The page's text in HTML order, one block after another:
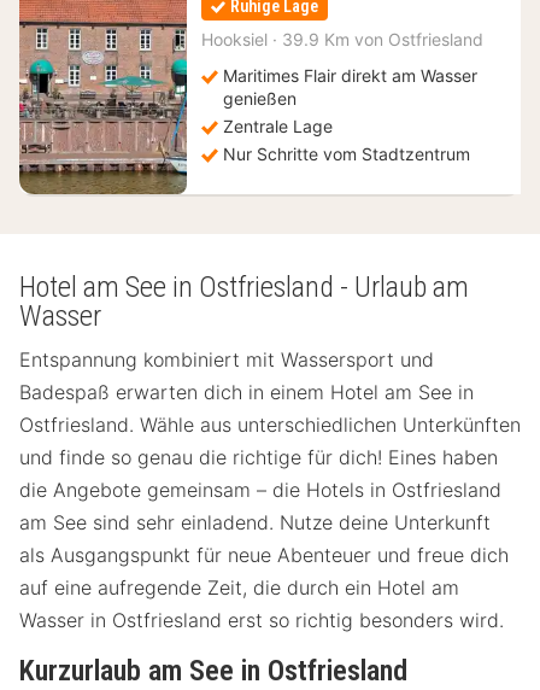
ab
136
Ruhige Lage
Hooksiel · 39.9 Km von Ostfriesland
Maritimes Flair direkt am Wasser
genießen
Zentrale Lage
Nur Schritte vom Stadtzentrum
Hotel am See in Ostfriesland - Urlaub am
Wasser
Entspannung kombiniert mit Wassersport und
Badespaß erwarten dich in einem Hotel am See in
Ostfriesland. Wähle aus unterschiedlichen Unterkünften
und finde so genau die richtige für dich! Eines haben
die Angebote gemeinsam – die Hotels in Ostfriesland
am See sind sehr einladend. Nutze deine Unterkunft
als Ausgangspunkt für neue Abenteuer und freue dich
auf eine aufregende Zeit, die durch ein Hotel am
Wasser in Ostfriesland erst so richtig besonders wird.
Kurzurlaub am See in Ostfriesland